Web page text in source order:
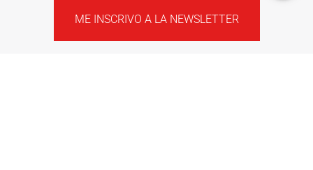
ME INSCRIVO A LA NEWSLETTER